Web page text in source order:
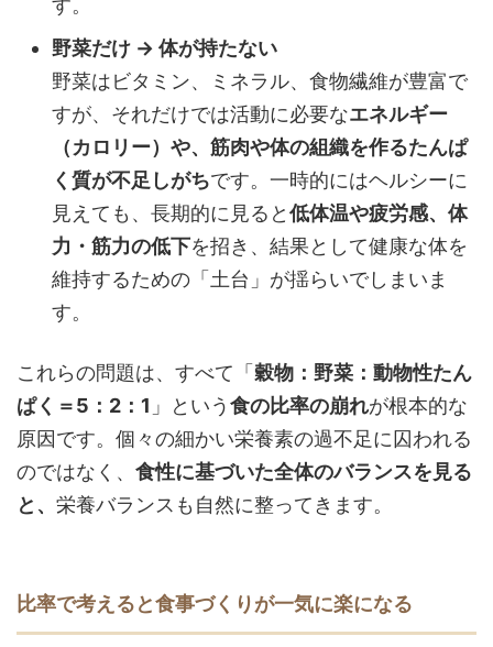
す。
野菜だけ → 体が持たない
野菜はビタミン、ミネラル、食物繊維が豊富で
すが、それだけでは活動に必要なエネルギー
（カロリー）や、筋肉や体の組織を作るたんぱ
く質が不足しがちです。一時的にはヘルシーに
見えても、長期的に見ると低体温や疲労感、体
力・筋力の低下を招き、結果として健康な体を
維持するための「土台」が揺らいでしまいま
す。
これらの問題は、すべて「穀物：野菜：動物性たん
ぱく＝5：2：1 」という食の比率の崩れが根本的な
原因です。個々の細かい栄養素の過不足に囚われる
のではなく、 食性に基づいた全体のバランスを見る
と、 栄養バランスも自然に整ってきます。
比率で考えると食事づくりが一気に楽になる